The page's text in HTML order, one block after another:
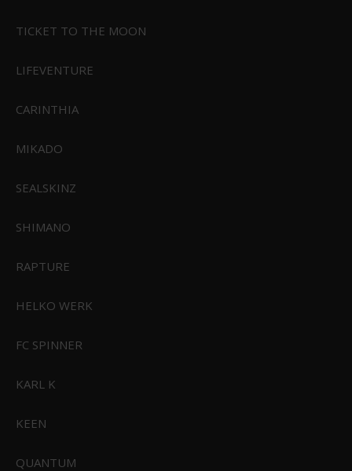
FH-18650-LI-ION
169,95 DKK
TICKET TO THE MOON
LIFEVENTURE
CARINTHIA
MIKADO
SEALSKINZ
SHIMANO
RAPTURE
HELKO WERK
FC SPINNER
KARL K
KEEN
QUANTUM